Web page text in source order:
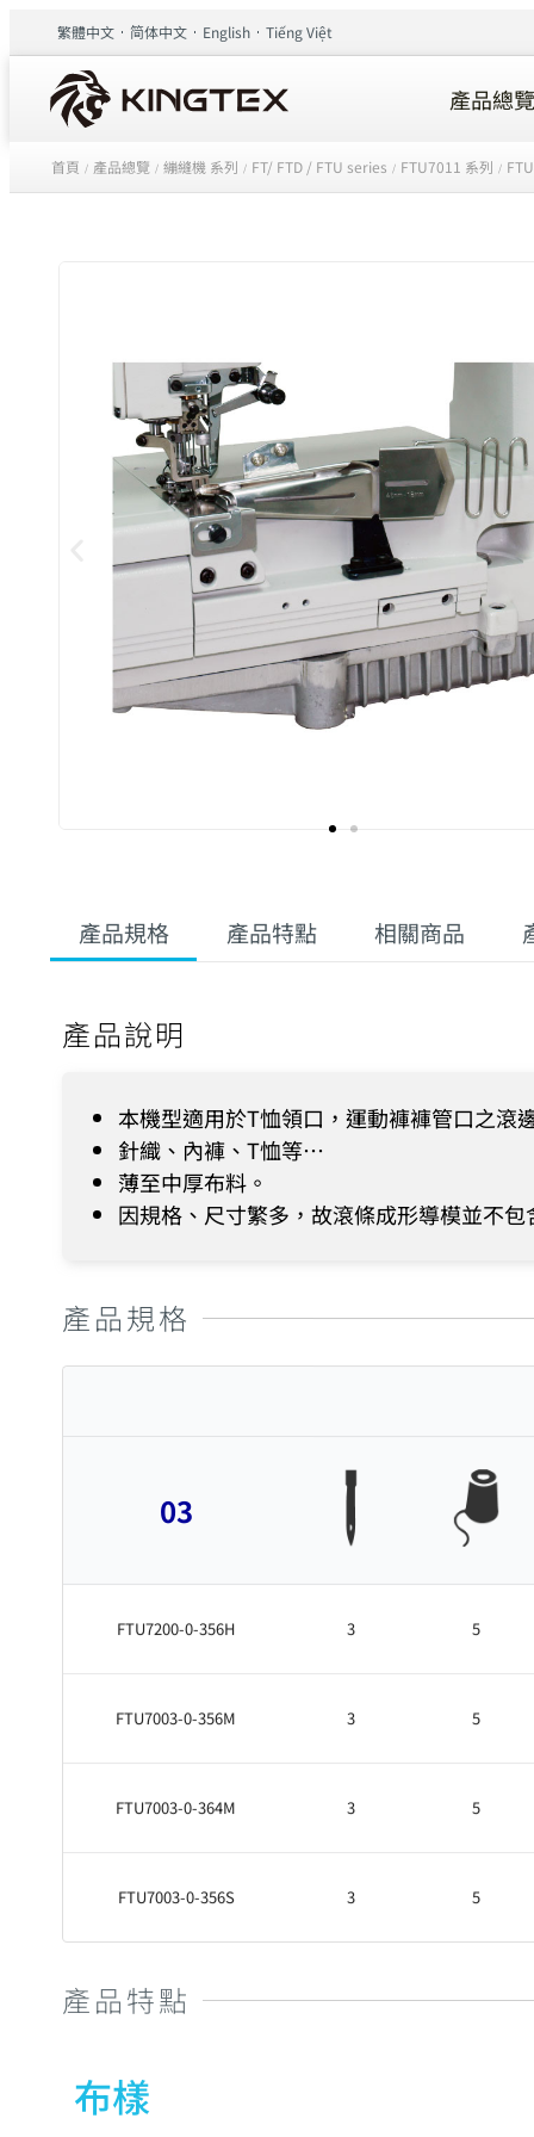
繁體中文 简体中文 English Tiếng Việt
產品總覽
首頁 / 產品總覽 / 繃縫機 系列 / FT/ FTD / FTU series / FTU7011 系列 /
產品規格 產品特點 相關商品
產品說明
本機型適用於T恤領口，運動褲褲管口之滾
針織、內褲、T恤等…
薄至中厚布料。
因規格、尺寸繁多，故滾條成形導模並不
產品規格
03
FTU7200-0-356H 3 5
FTU7003-0-356M 3 5
FTU7003-0-364M 3 5
FTU7003-0-356S 3 5
產品特點
布樣